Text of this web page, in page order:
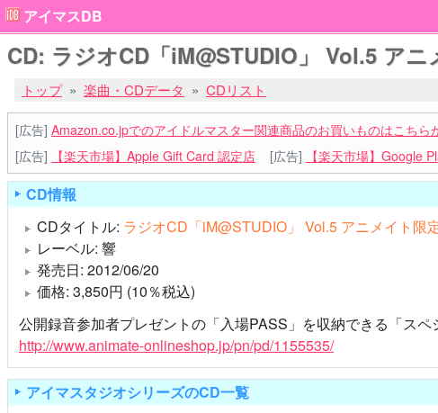
アイマスDB
CD: ラジオCD「iM@STUDIO」 Vol.5 アニ
トップ 楽曲・CDデータ CDリスト
[広告] Amazon.co.jpでのアイドルマスター関連商品のお買いものはこちら
[広告]
【楽天市場】Apple Gift Card 認定店 [広告] 【楽天市場】Google
CD情報
CDタイトル: ラジオCD「iM@STUDIO」 Vol.5 アニメイト限
レーベル: 響
発売日: 2012/06/20
価格: 3,850円 (10％税込)
公開録音参加者プレゼントの「入場PASS」を収納できる「スペ
http://www.animate-onlineshop.jp/pn/pd/1155535/
アイマスタジオシリーズのCD一覧